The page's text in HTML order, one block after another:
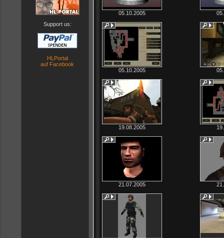
Support us:
HLPortal
auf Facebook
05.10.2005
05.10.2005
19.08.2005
21.07.2005